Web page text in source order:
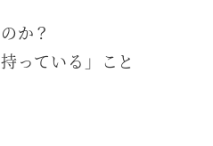
か？
っている」こと